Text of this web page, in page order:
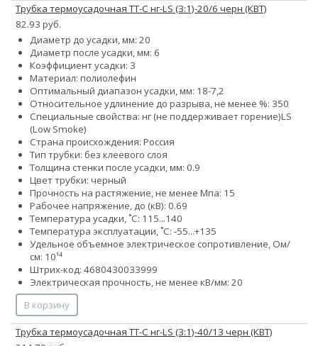
Трубка термоусадочная ТТ-С нг-LS (3:1)-20/6 черн (КВТ)
82.93 руб.
Диаметр до усадки, мм: 20
Диаметр после усадки, мм: 6
Коэффициент усадки: 3
Материал: полиолефин
Оптимальный диапазон усадки, мм: 18-7,2
Относительное удлинение до разрыва, не менее %: 350
Специальные свойства: нг (не поддерживает горение)LS
(Low Smoke)
Страна происхождения: Россия
Тип трубки: без клеевого слоя
Толщина стенки после усадки, мм: 0.9
Цвет трубки: черный
Прочность на растяжение, не менее Мпа: 15
Рабочее напряжение, до (кВ): 0.69
Температура усадки, ˚С: 115...140
Температура эксплуатации, ˚С: -55...+135
Удельное объемное электрическое сопротивление, Ом/
см: 10¹⁴
Штрих-код: 4680430033999
Электрическая прочность, не менее кВ/мм: 20
В корзину
Трубка термоусадочная ТТ-С нг-LS (3:1)-40/13 черн (КВТ)